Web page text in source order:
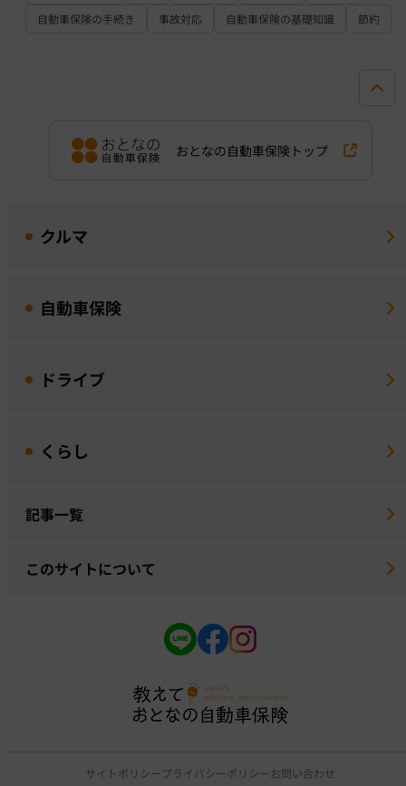
自動車保険の手続き
事故対応 自動車保険の基礎知識 節約
おとなの自動車保険トップ
クルマ
自動車保険
ドライブ
くらし
記事一覧
このサイトについて
サイトポリシープライバシーポリシーお問い合わせ